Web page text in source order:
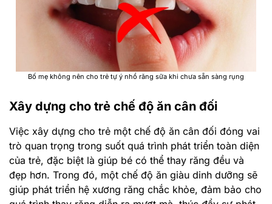
Bố mẹ không nên cho trẻ tự ý nhổ răng sữa khi chưa sẵn sàng rụng
Xây dựng cho trẻ chế độ ăn cân đối
Việc xây dựng cho trẻ một chế độ ăn cân đối đóng vai
trò quan trọng trong suốt quá trình phát triển toàn diện
của trẻ, đặc biệt là giúp bé có thể thay răng đều và
đẹp hơn. Trong đó, một chế độ ăn giàu dinh dưỡng sẽ
giúp phát triển hệ xương răng chắc khỏe, đảm bảo cho